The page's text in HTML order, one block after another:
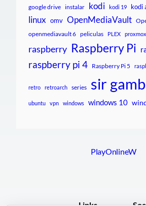
google drive instalar kodi kodi 19 kodi
linux omv OpenMediaVault
openmediavault 6 peliculas PLEX proxmox
raspberry Raspberry Pi
raspberry pi 4 Raspberry Pi 5
retro retroarch series sir
ubuntu vpn windows windows 10
PlayOnlineW